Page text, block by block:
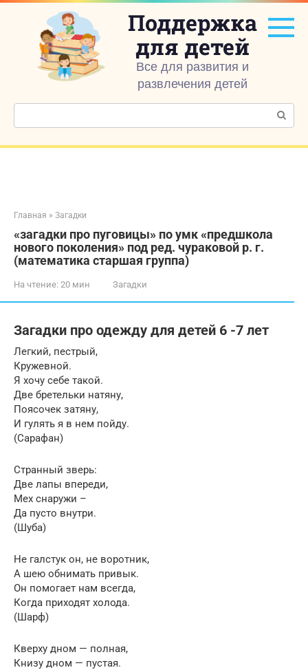
Перейти
контенту
Поддержка
для детей
Все для развития и
развлечения детей
Поиск:
Главная » Загадки
«загадки про пуговицы» по умк «предшкола
нового поколения» под ред. чураковой р. г.
(математика старшая группа)
На чтение: 20 мин Загадки
Загадки про одежду для детей 6 -7 лет
Легкий, пестрый,
Кружевной.
Я хочу себе такой.
Две бретельки натяну,
Поясочек затяну,
И гулять я в нем пойду.
(Сарафан)
Странный зверь:
Две лапы впереди,
Мех снаружи –
Да пусто внутри.
(Шуба)
Не галстук он, не воротник,
А шею обнимать привык.
Он помогает нам всегда,
Когда приходят холода.
(Шарф)
Кверху дном — полная,
Книзу дном — пустая.